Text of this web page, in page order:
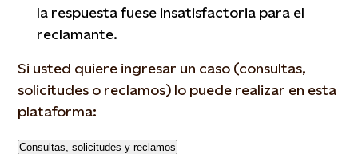
la respuesta fuese insatisfactoria para el
reclamante.
Si usted quiere ingresar un caso (consultas,
solicitudes o reclamos) lo puede realizar en esta
plataforma:
Consultas, solicitudes y reclamos